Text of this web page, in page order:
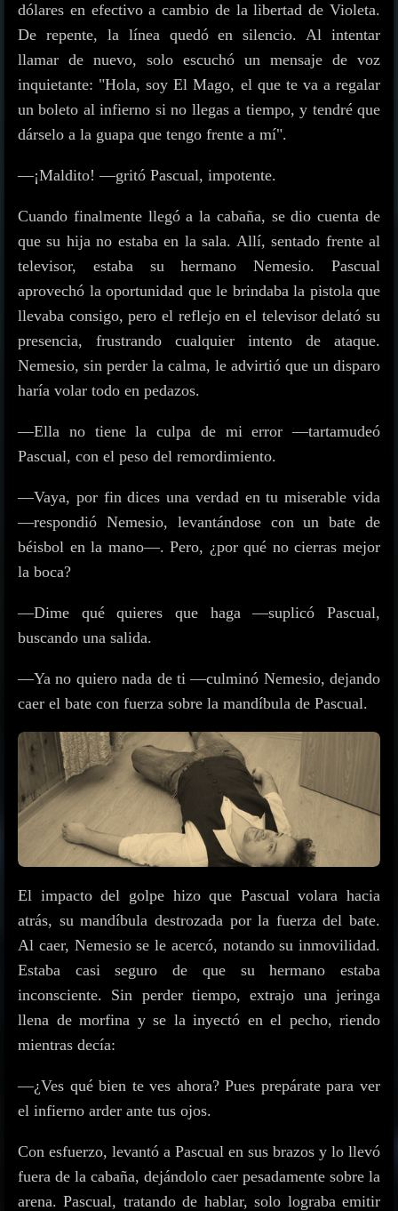
dólares en efectivo a cambio de la libertad de Violeta.
De repente, la línea quedó en silencio. Al intentar
llamar de nuevo, solo escuchó un mensaje de voz
inquietante: "Hola, soy El Mago, el que te va a regalar
un boleto al infierno si no llegas a tiempo, y tendré que
dárselo a la guapa que tengo frente a mí".
—¡Maldito! —gritó Pascual, impotente.
Cuando finalmente llegó a la cabaña, se dio cuenta de
que su hija no estaba en la sala. Allí, sentado frente al
televisor, estaba su hermano Nemesio. Pascual
aprovechó la oportunidad que le brindaba la pistola que
llevaba consigo, pero el reflejo en el televisor delató su
presencia, frustrando cualquier intento de ataque.
Nemesio, sin perder la calma, le advirtió que un disparo
haría volar todo en pedazos.
—Ella no tiene la culpa de mi error —tartamudeó
Pascual, con el peso del remordimiento.
—Vaya, por fin dices una verdad en tu miserable vida
—respondió Nemesio, levantándose con un bate de
béisbol en la mano—. Pero, ¿por qué no cierras mejor
la boca?
—Dime qué quieres que haga —suplicó Pascual,
buscando una salida.
—Ya no quiero nada de ti —culminó Nemesio, dejando
caer el bate con fuerza sobre la mandíbula de Pascual.
El impacto del golpe hizo que Pascual volara hacia
atrás, su mandíbula destrozada por la fuerza del bate.
Al caer, Nemesio se le acercó, notando su inmovilidad.
Estaba casi seguro de que su hermano estaba
inconsciente. Sin perder tiempo, extrajo una jeringa
llena de morfina y se la inyectó en el pecho, riendo
mientras decía:
—¿Ves qué bien te ves ahora? Pues prepárate para ver
el infierno arder ante tus ojos.
Con esfuerzo, levantó a Pascual en sus brazos y lo llevó
fuera de la cabaña, dejándolo caer pesadamente sobre la
arena. Pascual, tratando de hablar, solo lograba emitir